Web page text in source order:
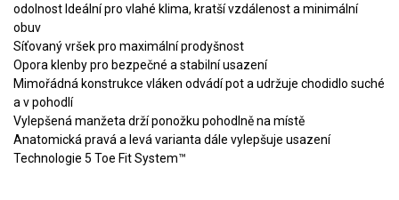
odolnost Ideální pro vlahé klima, kratší vzdálenost a minimální
obuv
Síťovaný vršek pro maximální prodyšnost
Opora klenby pro bezpečné a stabilní usazení
Mimořádná konstrukce vláken odvádí pot a udržuje chodidlo suché
a v pohodlí
Vylepšená manžeta drží ponožku pohodlně na místě
Anatomická pravá a levá varianta dále vylepšuje usazení
Technologie 5 Toe Fit System™